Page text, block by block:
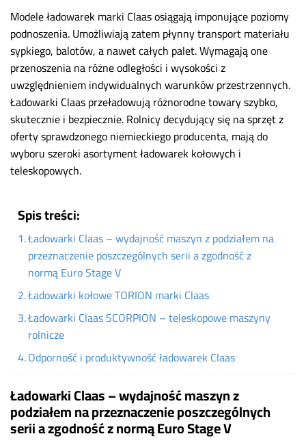
Modele ładowarek marki Claas osiągają imponujące poziomy
podnoszenia. Umożliwiają zatem płynny transport materiału
sypkiego, balotów, a nawet całych palet. Wymagają one
przenoszenia na różne odległości i wysokości z
uwzględnieniem indywidualnych warunków przestrzennych.
Ładowarki Claas przeładowują różnorodne towary szybko,
skutecznie i bezpiecznie. Rolnicy decydujący się na sprzęt z
oferty sprawdzonego niemieckiego producenta, mają do
wyboru szeroki asortyment ładowarek kołowych i
teleskopowych.
Spis treści:
Ładowarki Claas – wydajność maszyn z podziałem na
przeznaczenie poszczególnych serii a zgodność z
normą Euro Stage V
Ładowarki kołowe TORION marki Claas
Ładowarki Claas SCORPION – teleskopowe maszyny
rolnicze
Odporność i produktywność ładowarek Claas
Ładowarki Claas – wydajność maszyn z
podziałem na przeznaczenie poszczególnych
serii a zgodność z normą Euro Stage V